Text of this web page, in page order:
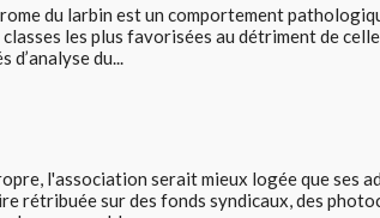
du larbin est un comportement
les plus favorisées au détriment de
d’analyse du...
l'association serait mieux logée que ses
rétribuée sur des fonds syndicaux, des